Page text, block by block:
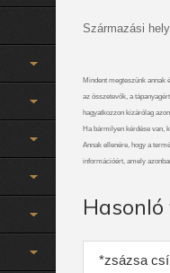
Származási
Mindent megteszünk annak
az összetevők, a
hagyatkozzon kizárólag
Ha bármilyen kérdése van,
Annak ellenére, hogy a
információért, amely
*zsázsa